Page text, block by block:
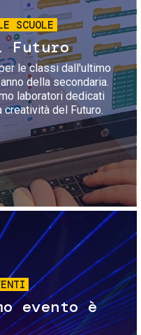
SCUOLE
le classi dall'ultimo
della secondaria.
laboratori dedicati
del Futuro.
evento è